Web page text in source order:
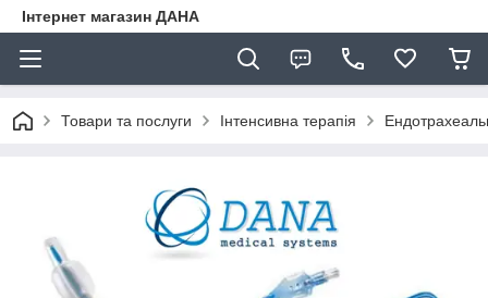
Інтернет магазин ДАНА
Товари та послуги Інтенсивна терапія